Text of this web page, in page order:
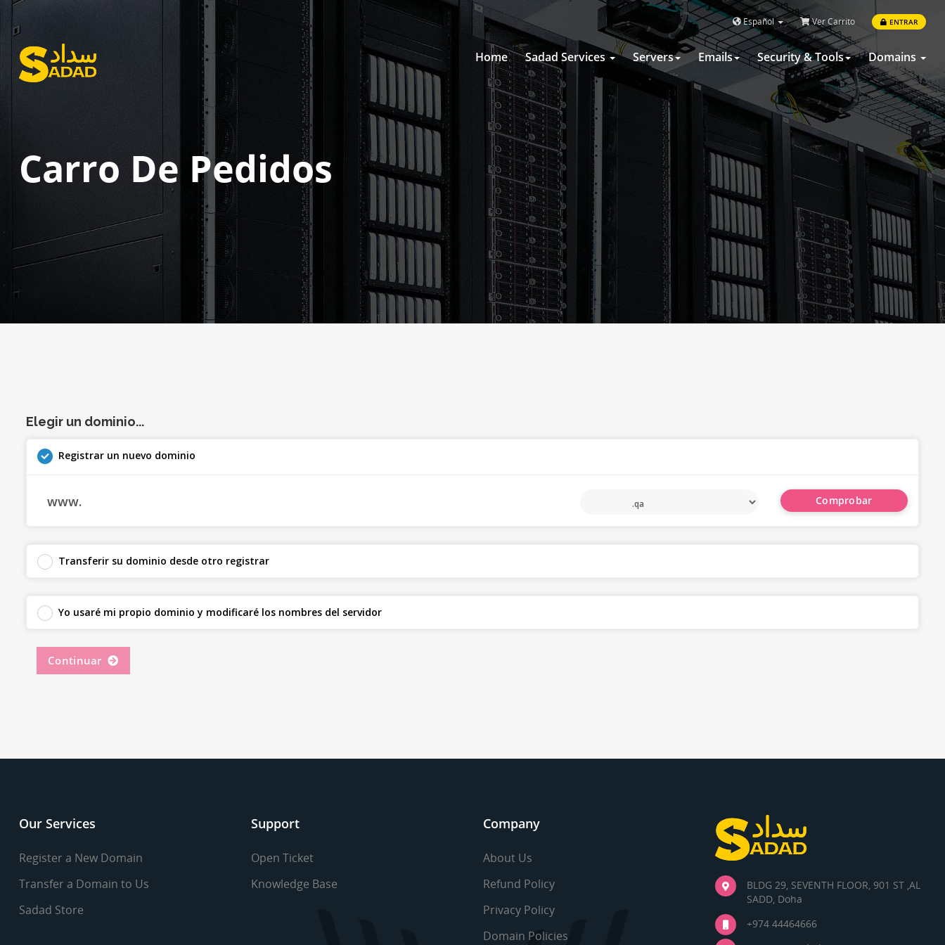
Español Ver Carrito ENTRAR
Home Sadad Services Servers Emails Security & Tools Domains
Carro De Pedidos
Elegir un dominio...
Registrar un nuevo dominio
www. Comprobar
Transferir su dominio desde otro registrar
Yo usaré mi propio dominio y modificaré los nombres del servidor
Continuar
Our Services
Register a New Domain
Transfer a Domain to Us
Sadad Store
Support
Open Ticket
Knowledge Base
Company
About Us
Refund Policy
Privacy Policy
Domain Policies
BLDG 29, SEVENTH FLOOR, 901 ST ,AL
SADD, Doha
+974 44464666